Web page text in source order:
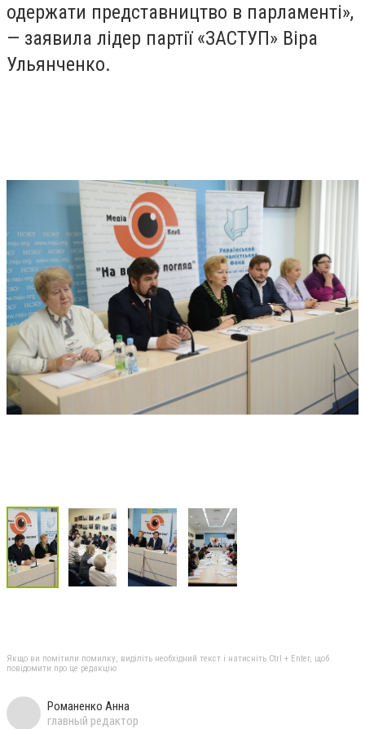
одержати представництво в парламенті»,
— заявила лідер партії «ЗАСТУП» Віра
Ульянченко.
Якщо ви помітили помилку, виділіть необхідний текст і натисніть Ctrl + Enter, щоб
повідомити про це редакцію
Романенко Анна
главный редактор